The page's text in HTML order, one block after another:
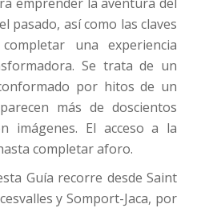
pasado, así como las claves
una experiencia
Se trata de un
por hitos de un
más de doscientos
imágenes. El acceso a la
completar aforo.
Guía recorre desde Saint
y Somport-Jaca, por